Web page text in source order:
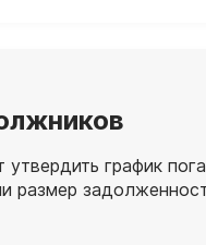
график
размер